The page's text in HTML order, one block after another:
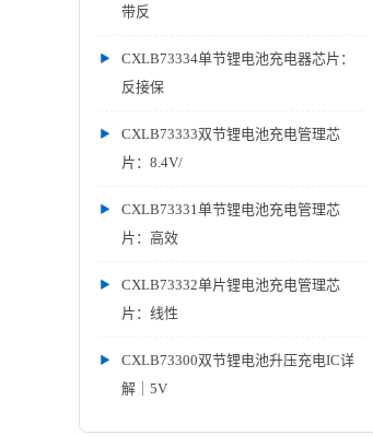
带反
CXLB73334单节锂电池充电器芯片：
反接保
CXLB73333双节锂电池充电管理芯
片：8.4V/
CXLB73331单节锂电池充电管理芯
片：高效
CXLB73332单片锂电池充电管理芯
片：线性
CXLB73300双节锂电池升压充电IC详
解｜5V